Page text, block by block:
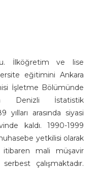
İlköğretim ve lise
eğitimini Ankara
İşletme Bölümünde
Denizli İstatistik
yılları arasında siyasi
kaldı. 1990-1999
yetkilisi olarak
itibaren mali müşavir
çalışmaktadır.